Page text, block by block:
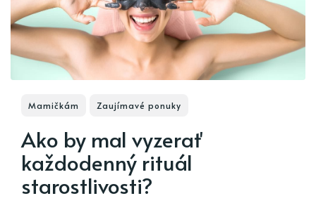
Mamičkám Zaujímavé ponuky
Ako by mal vyzerať
každodenný rituál
starostlivosti?